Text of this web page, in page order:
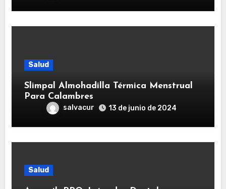
Salud
Slimpal Almohadilla Térmica Menstrual
Para Calambres
salvacur 13 de junio de 2024
Salud